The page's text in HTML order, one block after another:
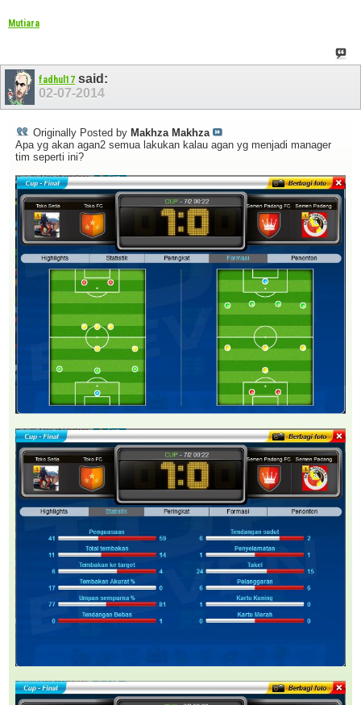
Mutiara
fadhul17 said:
02-07-2014
Originally Posted by Makhza Makhza
Apa yg akan agan2 semua lakukan kalau agan yg menjadi manager
tim seperti ini?